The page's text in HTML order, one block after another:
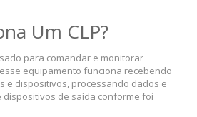
Um CLP?
para comandar e monitorar
equipamento funciona recebendo
e dispositivos, processando dados e
de saída conforme foi